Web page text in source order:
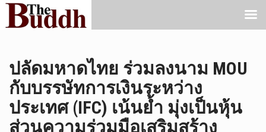
ปลัดมหาดไทย ร่วมลงนาม MOU
กับบรรษัทการเงินระหว่าง
ประเทศ (IFC) เน้นย้ำ มุ่งเป็นหุ้น
ส่วนความร่วมมือเสริมสร้าง